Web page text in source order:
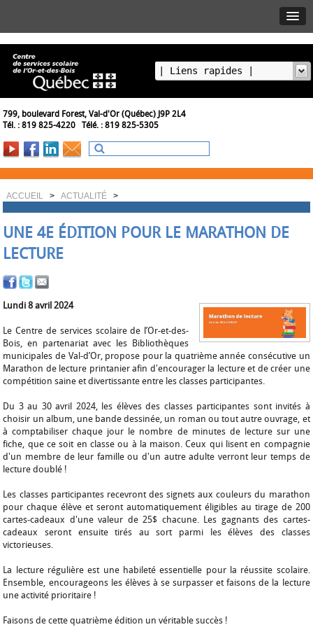
799, boulevard Forest, Val-d'Or (Québec) J9P 2L4
Tél. : 819 825-4220 Télé. : 819 825-5305
ACCUEIL > ACTUALITÉ>
UNE 4E ÉDITION POUR LE MARATHON DE
LECTURE
Lundi 8 avril 2024
Le Centre de services scolaire de l’Or-et-des-
Bois, en partenariat avec les Bibliothèques
municipales de Val-d’Or, propose pour la quatrième année consécutive un
Marathon de lecture printanier afin d'encourager la lecture et de créer une
compétition saine et divertissante entre les classes participantes.
Du 3 au 30 avril 2024, les élèves des classes participantes sont invités à
choisir un album, une bande dessinée, un roman ou tout autre ouvrage, et
à comptabiliser chaque jour le nombre de minutes de lecture sur une
fiche, que ce soit en classe ou à la maison. Ceux qui lisent en compagnie
d'un membre de leur famille ou d'un autre adulte verront leur temps de
lecture doublé !
Les classes participantes recevront des signets aux couleurs du marathon
pour chaque élève et seront automatiquement éligibles au tirage de 200
cartes-cadeaux d'une valeur de 25$ chacune. Les gagnants des cartes-
cadeaux seront ensuite tirés au sort parmi les élèves des classes
victorieuses.
La lecture régulière est une habileté essentielle pour la réussite scolaire.
Ensemble, encourageons les élèves à se surpasser et faisons de la lecture
une activité prioritaire !
Faisons de cette quatrième édition un véritable succès !